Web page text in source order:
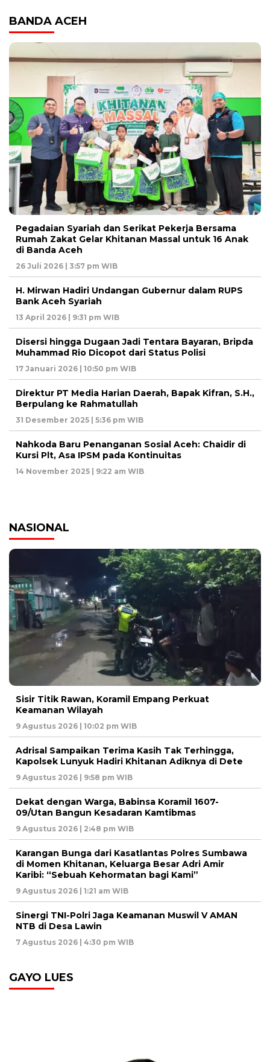
BANDA ACEH
Pegadaian Syariah dan Serikat Pekerja Bersama
Rumah Zakat Gelar Khitanan Massal untuk 16 Anak
di Banda Aceh
26 Juli 2026 | 3:57 pm WIB
H. Mirwan Hadiri Undangan Gubernur dalam RUPS
Bank Aceh Syariah
13 April 2026 | 9:31 pm WIB
Disersi hingga Dugaan Jadi Tentara Bayaran, Bripda
Muhammad Rio Dicopot dari Status Polisi
17 Januari 2026 | 10:50 pm WIB
Direktur PT Media Harian Daerah, Bapak Kifran, S.H.,
Berpulang ke Rahmatullah
31 Desember 2025 | 5:36 pm WIB
Nahkoda Baru Penanganan Sosial Aceh: Chaidir di
Kursi Plt, Asa IPSM pada Kontinuitas
14 November 2025 | 9:22 am WIB
NASIONAL
Sisir Titik Rawan, Koramil Empang Perkuat
Keamanan Wilayah
9 Agustus 2026 | 10:02 pm WIB
Adrisal Sampaikan Terima Kasih Tak Terhingga,
Kapolsek Lunyuk Hadiri Khitanan Adiknya di Dete
9 Agustus 2026 | 9:58 pm WIB
‎Dekat dengan Warga, Babinsa Koramil 1607-
09/Utan Bangun Kesadaran Kamtibmas
9 Agustus 2026 | 2:48 pm WIB
Karangan Bunga dari Kasatlantas Polres Sumbawa
di Momen Khitanan, Keluarga Besar Adri Amir
Karibi: “Sebuah Kehormatan bagi Kami”
9 Agustus 2026 | 1:21 am WIB
‎Sinergi TNI-Polri Jaga Keamanan Muswil V AMAN
NTB di Desa Lawin
7 Agustus 2026 | 4:30 pm WIB
GAYO LUES